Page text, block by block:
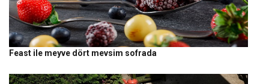
Feast ile meyve dört mevsim sofrada